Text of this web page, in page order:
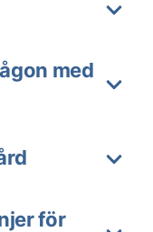
med
för